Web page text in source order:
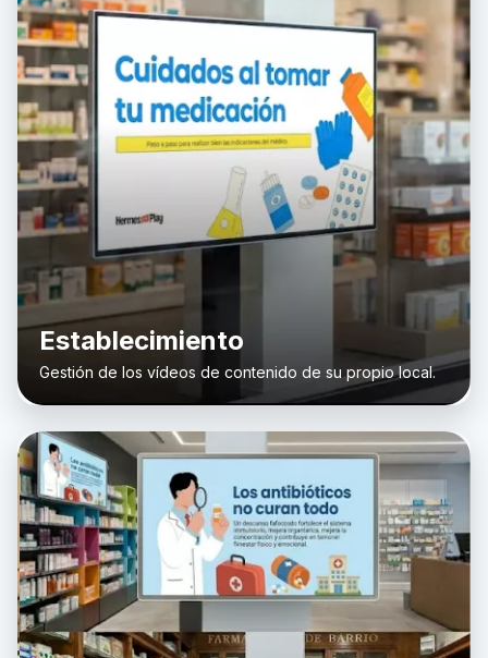
Establecimiento
Gestión de los vídeos de contenido de su propio local.